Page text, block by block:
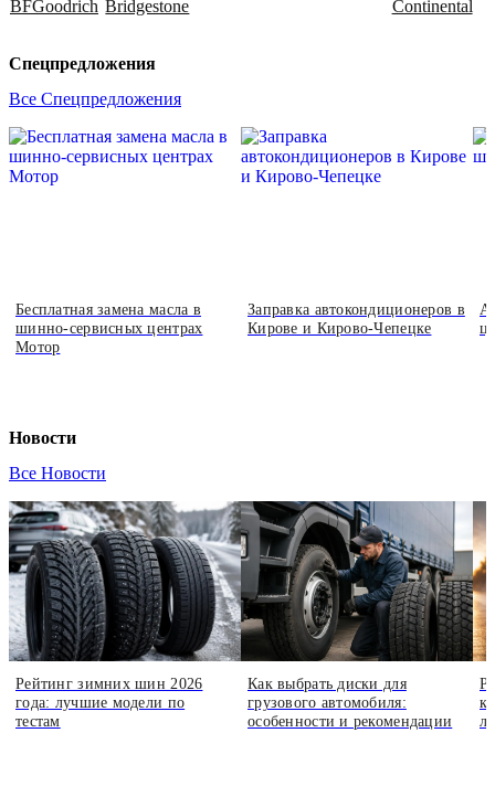
Спецпредложения
Все Спецпредложения
Бесплатная замена масла в
шинно-сервисных центрах
Мотор
Заправка автокондиционеров в
Кирове и Кирово-Чепецке
Новости
Все Новости
Рейтинг зимних шин 2026
года: лучшие модели по
тестам
Как выбрать диски для
грузового автомобиля:
особенности и рекомендации